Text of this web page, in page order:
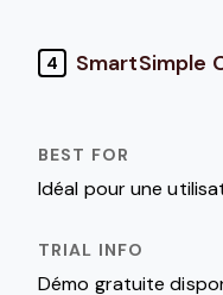
4 SmartSimple
Idéal pour une
Démo gratuite